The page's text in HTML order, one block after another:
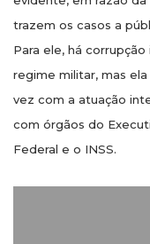
trazem os casos a
Para ele, há
regime militar, mas
vez com a atuação
com órgãos do
Federal e o INSS.